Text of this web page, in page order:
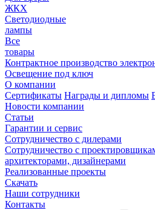
ЖКХ
Светодиодные
лампы
Все
товары
Контрактное производство
Освещение под ключ
О компании
Сертификаты Награды и дипломы
Новости компании
Статьи
Гарантии и сервис
Сотрудничество с дилерами
Сотрудничество с
архитекторами, дизайнерами
Реализованные проекты
Скачать
Наши сотрудники
Контакты